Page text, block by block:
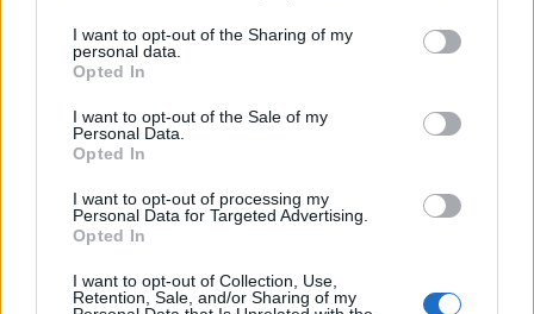
I want to opt-out of the Sharing of my
personal data.
Opted In
I want to opt-out of the Sale of my
Personal Data.
Opted In
I want to opt-out of processing my
Personal Data for Targeted Advertising.
Opted In
I want to opt-out of Collection, Use,
Retention, Sale, and/or Sharing of my
Kategórie:
Hmotnosť: 217.33 g
Farba:
Typ výsuvu: AXIS PRO